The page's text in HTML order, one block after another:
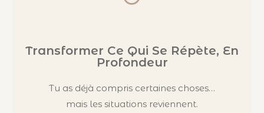
Transformer Ce Qui Se Répète, En
Profondeur
Tu as déjà compris certaines choses…
mais les situations reviennent.